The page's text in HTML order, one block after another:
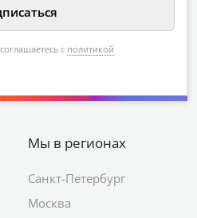
с политикой
Мы в регионах
Санкт-Петербург
Москва